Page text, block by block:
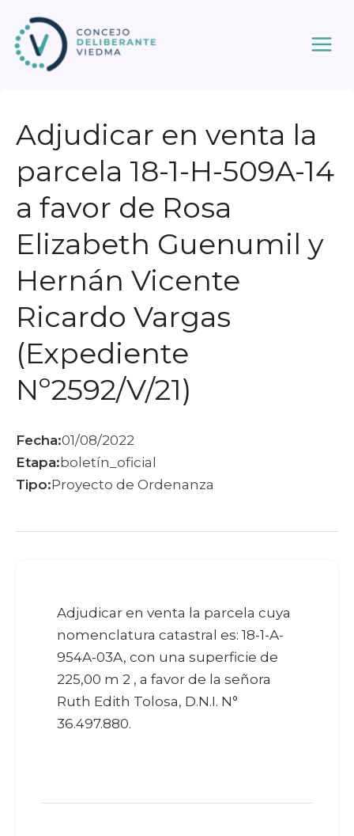
contenido
Adjudicar en venta la
parcela 18-1-H-509A-14
a favor de Rosa
Elizabeth Guenumil y
Hernán Vicente
Ricardo Vargas
(Expediente
Nº2592/V/21)
Fecha:01/08/2022
Etapa:boletín_oficial
Tipo:Proyecto de Ordenanza
Adjudicar en venta la parcela cuya
nomenclatura catastral es: 18-1-A-
954A-03A, con una superficie de
225,00 m 2 , a favor de la señora
Ruth Edith Tolosa, D.N.I. N°
36.497.880.